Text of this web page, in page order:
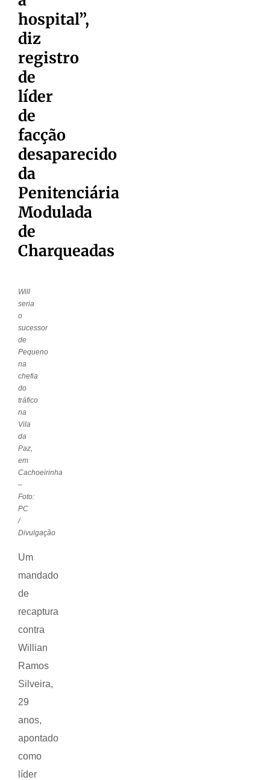
hospital”,
diz
registro
de
líder
de
facção
desaparecido
da
Penitenciária
Modulada
de
Charqueadas
Will
seria
o
sucessor
de
Pequeno
na
chefia
do
tráfico
na
Vila
da
Paz,
em
Cachoeirinha
–
Foto:
PC
/
Divulgação
Um
mandado
de
recaptura
contra
Willian
Ramos
Silveira,
29
anos,
apontado
como
líder